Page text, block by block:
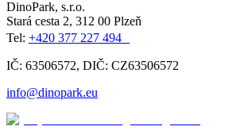
DinoPark, s.r.o.
Stará cesta 2, 312 00 Plzeň
Tel: +420 377 227 494
IČ: 63506572, DIČ: CZ63506572
info@dinopark.eu